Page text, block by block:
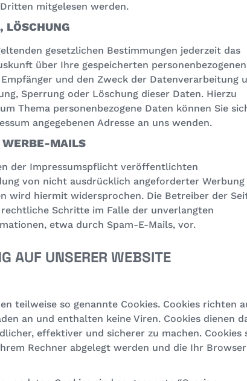
mitgelesen werden.
LÖSCHUNG
gesetzlichen Bestimmungen jederzeit das
über Ihre gespeicherten personenbezogenen
und den Zweck der Datenverarbeitung
Sperrung oder Löschung dieser Daten. Hierzu
Thema personenbezogene Daten können Sie
angegebenen Adresse an uns wenden.
WERBE-MAILS
der Impressumspflicht veröffentlichten
von nicht ausdrücklich angeforderter Werbung
wird hiermit widersprochen. Die Betreiber der
Schritte im Falle der unverlangten
etwa durch Spam-E-Mails, vor.
AUF UNSERER WEBSITE
teilweise so genannte Cookies. Cookies richten
an und enthalten keine Viren. Cookies dienen
effektiver und sicherer zu machen. Cookies
Rechner abgelegt werden und die Ihr Browser